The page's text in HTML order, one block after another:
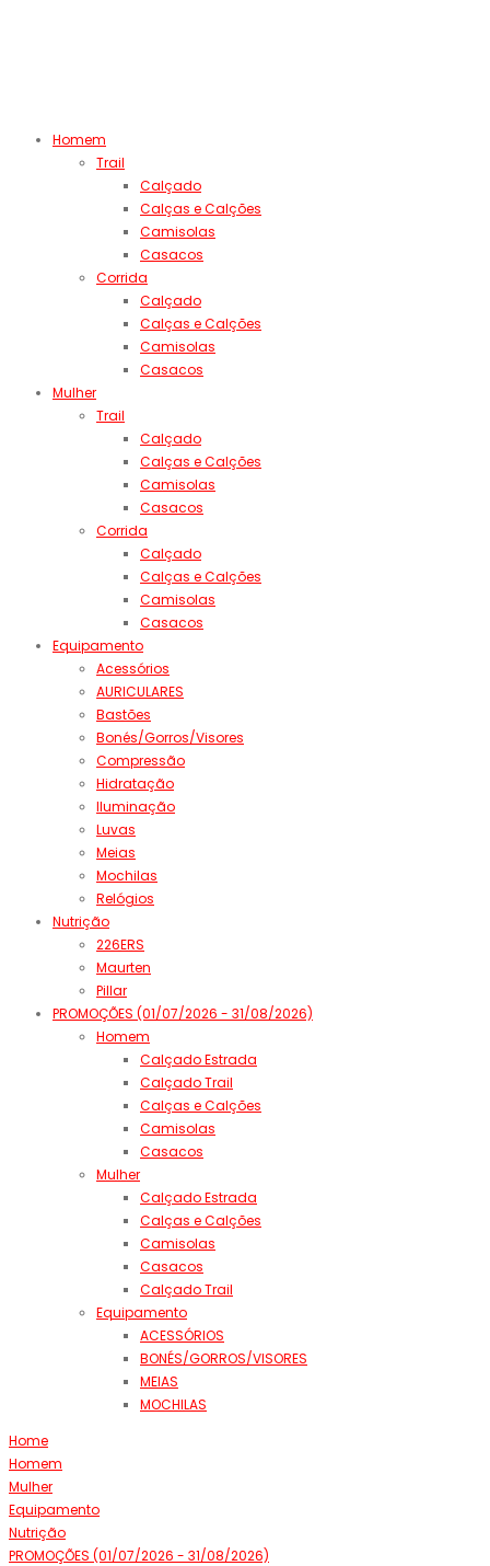
Homem
Trail
Calçado
Calças e Calções
Camisolas
Casacos
Corrida
Calçado
Calças e Calções
Camisolas
Casacos
Mulher
Trail
Calçado
Calças e Calções
Camisolas
Casacos
Corrida
Calçado
Calças e Calções
Camisolas
Casacos
Equipamento
Acessórios
AURICULARES
Bastões
Bonés/Gorros/Visores
Compressão
Hidratação
Iluminação
Luvas
Meias
Mochilas
Relógios
Nutrição
226ERS
Maurten
Pillar
PROMOÇÕES (01/07/2026 - 31/08/2026)
Homem
Calçado Estrada
Calçado Trail
Calças e Calções
Camisolas
Casacos
Mulher
Calçado Estrada
Calças e Calções
Camisolas
Casacos
Calçado Trail
Equipamento
ACESSÓRIOS
BONÉS/GORROS/VISORES
MEIAS
MOCHILAS
Home
Homem
Mulher
Equipamento
Nutrição
PROMOÇÕES (01/07/2026 - 31/08/2026)